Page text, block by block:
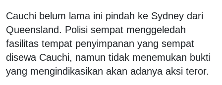
Cauchi belum lama ini pindah ke Sydney dari
Queensland. Polisi sempat menggeledah
fasilitas tempat penyimpanan yang sempat
disewa Cauchi, namun tidak menemukan bukti
yang mengindikasikan akan adanya aksi teror.